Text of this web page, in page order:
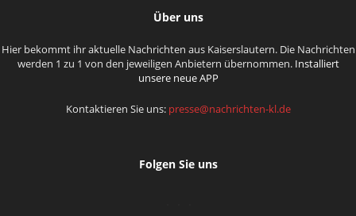
Über uns
Hier bekommt ihr aktuelle Nachrichten aus Kaiserslautern. Die Nachrichten
werden 1 zu 1 von den jeweiligen Anbietern übernommen. Installiert
unsere neue APP
Kontaktieren Sie uns: presse@nachrichten-kl.de
Folgen Sie uns